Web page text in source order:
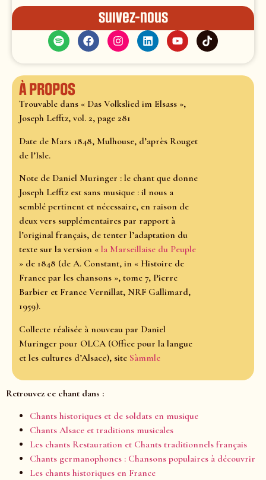
Suivez-nous
À propos
Trouvable dans « Das Volkslied im Elsass »,
Joseph Lefftz, vol. 2, page 281
Date de Mars 1848, Mulhouse, d’après Rouget
de l’Isle.
Note de Daniel Muringer : le chant que donne
Joseph Lefftz est sans musique : il nous a
semblé pertinent et nécessaire, en raison de
deux vers supplémentaires par rapport à
l’original français, de tenter l’adaptation du
texte sur la version « la Marseillaise du Peuple
» de 1848 (de A. Constant, in « Histoire de
France par les chansons », tome 7, Pierre
Barbier et France Vernillat, NRF Gallimard,
1959).
Collecte réalisée à nouveau par Daniel
Muringer pour OLCA (Office pour la langue
et les cultures d’Alsace), site Sàmmle
Retrouvez ce chant dans :
Chants historiques et de soldats en musique
Chants Alsace et traditions musicales
Les chants Restauration et Chants traditionnels français
Chants germanophones : Chansons populaires à découvrir
Les chants historiques en France